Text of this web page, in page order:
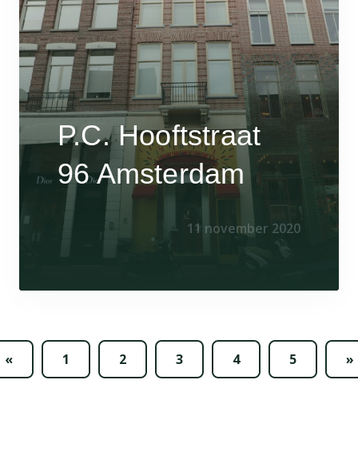
P.C. Hooftstraat
96 Amsterdam
11 november 2020
« 1 2 3 4 5 »